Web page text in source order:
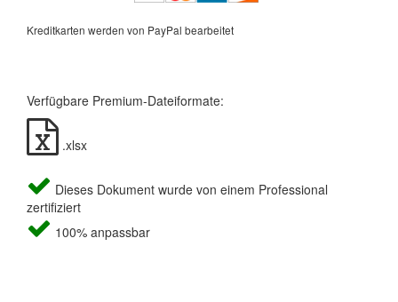
Kreditkarten werden von PayPal bearbeitet
Verfügbare Premium-Dateiformate:
.xlsx
Dieses Dokument wurde von einem Professional
zertifiziert
100% anpassbar